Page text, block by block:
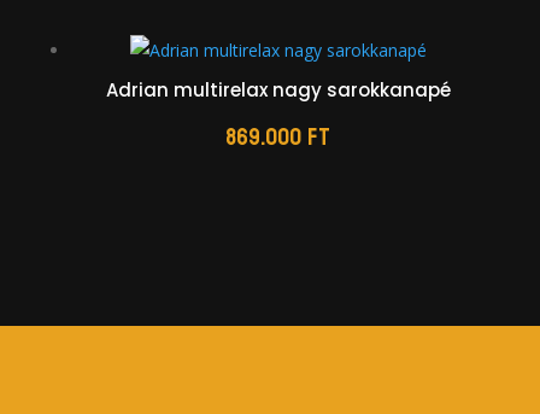
Adrian multirelax nagy sarokkanapé
869.000Ft